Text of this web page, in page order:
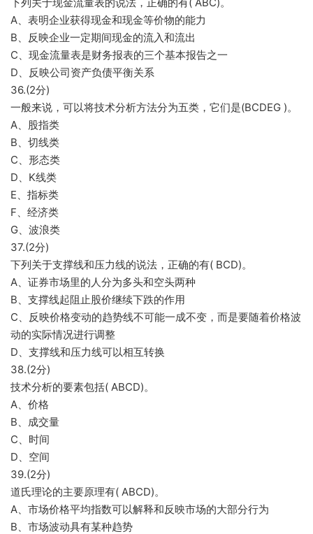
A、表明企业获得现金和现金等价物的能力
B、反映企业一定期间现金的流入和流出
C、现金流量表是财务报表的三个基本报告之一
D、反映公司资产负债平衡关系
36.(2分)
一般来说，可以将技术分析方法分为五类，它们是(BCDEG )。
A、股指类
B、切线类
C、形态类
D、K线类
E、指标类
F、经济类
G、波浪类
37.(2分)
下列关于支撑线和压力线的说法，正确的有( BCD)。
A、证券市场里的人分为多头和空头两种
B、支撑线起阻止股价继续下跌的作用
C、反映价格变动的趋势线不可能一成不变，而是要随着价格波
动的实际情况进行调整
D、支撑线和压力线可以相互转换
38.(2分)
技术分析的要素包括( ABCD)。
A、价格
B、成交量
C、时间
D、空间
39.(2分)
道氏理论的主要原理有( ABCD)。
A、市场价格平均指数可以解释和反映市场的大部分行为
B、市场波动具有某种趋势